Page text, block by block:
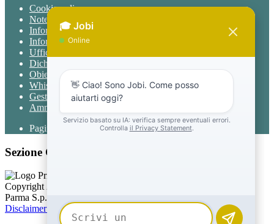
Cookie policy
Note legali
Informativa Privacy
Informativa Privacy chatbot Jobi
Ufficio Relazioni con il Pubblico
Dichiarazione di accessibilità
Obiettivi di accessibilità
Whistleblowing
Gestione consensi cookie
Amministrazione trasparente
Pagina visualizzata467volte
Sezione Copyright
Copyright 2026 | Engineered and powered by Gruppo Spaggiari
Parma S.p.A. | Divisione Publishing & New Social Media
Disclaimer trattamento dati personali